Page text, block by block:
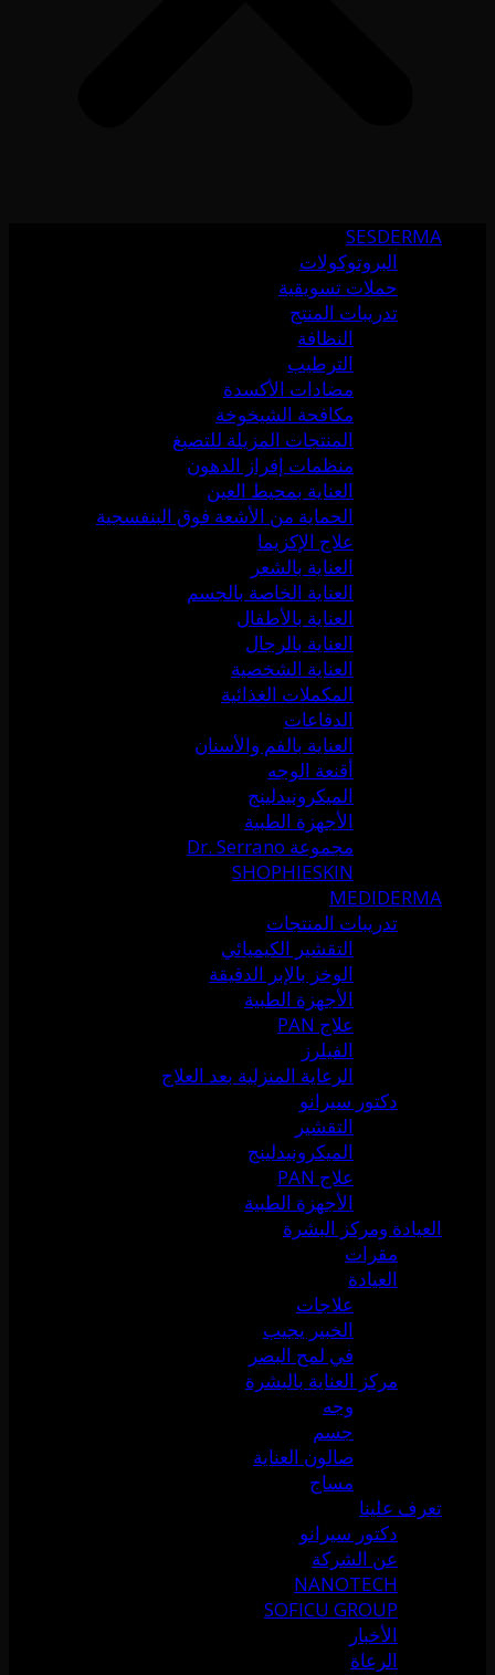
SESDERMA
البروتوكولات
حملات تسويقية
تدريبات المنتج
النظافة
الترطيب
مضادات الأكسدة
مكافحة الشيخوخة
المنتجات المزيلة للتصبغ
منظمات إفراز الدهون
العناية بمحيط العين
الحماية من الأشعة فوق البنفسجية
علاج الإكزيما
العناية بالشعر
العناية الخاصة بالجسم
العناية بالأطفال
العناية بالرجال
العناية الشخصية
المكملات الغذائية
الدفاعات
العناية بالفم والأسنان
أقنعة الوجه
الميكرونيدلينج
الأجهزة الطبية
مجموعة Dr. Serrano
SHOPHIESKIN
MEDIDERMA
تدريبات المنتجات
التقشير الكيميائي
الوخز بالإبر الدقيقة
الأجهزة الطبية
علاج PAN
الفيلرز
الرعاية المنزلية بعد العلاج
دكتور سيرانو
التقشير
الميكرونيدلينج
علاج PAN
الأجهزة الطبية
العيادة ومركز البشرة
مقرات
العيادة
علاجات
الخبير يجيب
في لمح البصر
مركز العناية بالبشرة
وجه
جسم
صالون العناية
مساج
تعرف علينا
دكتور سيرانو
عن الشركة
NANOTECH
SOFICU GROUP
الأخبار
الرعاة